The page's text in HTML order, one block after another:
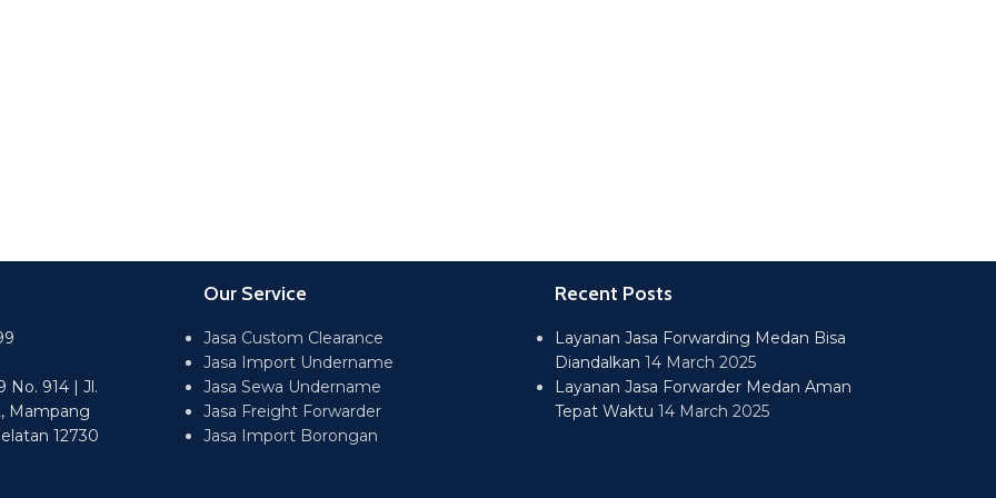
No. 914 | Jl.
Mampang
12730
Our Service
Jasa Custom Clearance
Jasa Import Undername
Jasa Sewa Undername
Jasa Freight Forwarder
Jasa Import Borongan
Recent Posts
Layanan Jasa Forwarding Medan Bisa
Diandalkan 14 March 2025
Layanan Jasa Forwarder Medan Aman
Tepat Waktu 14 March 2025